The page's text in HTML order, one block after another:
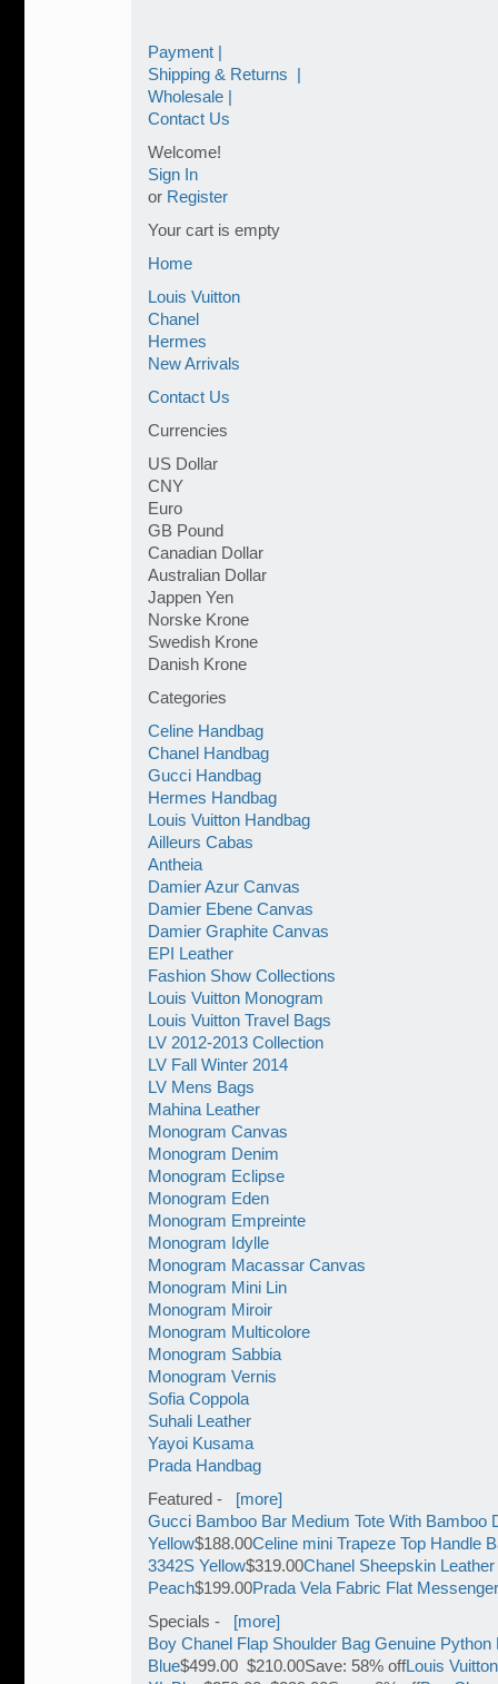
Payment |
Shipping & Returns |
Wholesale |
Contact Us
Welcome!
Sign In
or Register
Your cart is empty
Home
Louis Vuitton
Chanel
Hermes
New Arrivals
Contact Us
Currencies
US Dollar
CNY
Euro
GB Pound
Canadian Dollar
Australian Dollar
Jappen Yen
Norske Krone
Swedish Krone
Danish Krone
Categories
Celine Handbag
Chanel Handbag
Gucci Handbag
Hermes Handbag
Louis Vuitton Handbag
Ailleurs Cabas
Antheia
Damier Azur Canvas
Damier Ebene Canvas
Damier Graphite Canvas
EPI Leather
Fashion Show Collections
Louis Vuitton Monogram
Louis Vuitton Travel Bags
LV 2012-2013 Collection
LV Fall Winter 2014
LV Mens Bags
Mahina Leather
Monogram Canvas
Monogram Denim
Monogram Eclipse
Monogram Eden
Monogram Empreinte
Monogram Idylle
Monogram Macassar Canvas
Monogram Mini Lin
Monogram Miroir
Monogram Multicolore
Monogram Sabbia
Monogram Vernis
Sofia Coppola
Suhali Leather
Yayoi Kusama
Prada Handbag
Featured -
[more]
Gucci Bamboo Bar Medium Tote With Bamboo
Yellow$188.00Celine mini Trapeze Top Handle
3342S Yellow$319.00Chanel Sheepskin
Peach$199.00Prada Vela Fabric Flat
Specials -
[more]
Boy Chanel Flap Shoulder Bag Genuine Python
Blue$499.00 $210.00Save: 58% offLouis